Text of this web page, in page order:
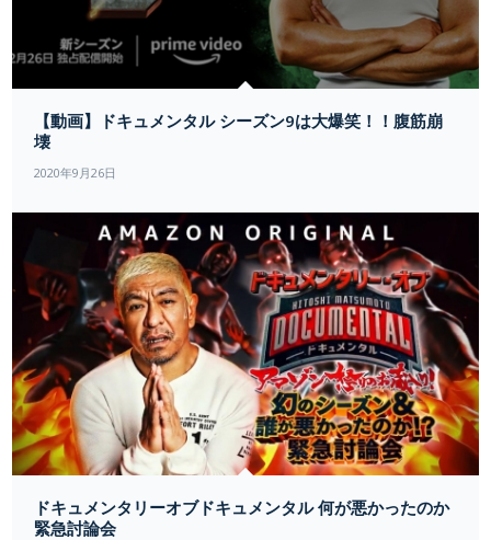
【動画】ドキュメンタル シーズン9は大爆笑！！腹筋崩
壊
2020年9月26日
ドキュメンタリーオブドキュメンタル 何が悪かったのか
緊急討論会